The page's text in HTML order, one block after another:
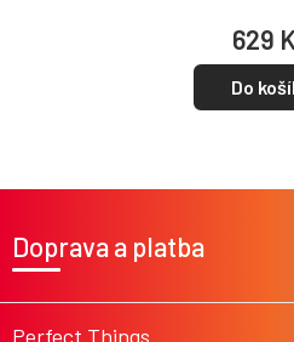
629
Do
t
Perfect Things
Doprava a platba